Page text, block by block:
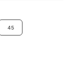
45